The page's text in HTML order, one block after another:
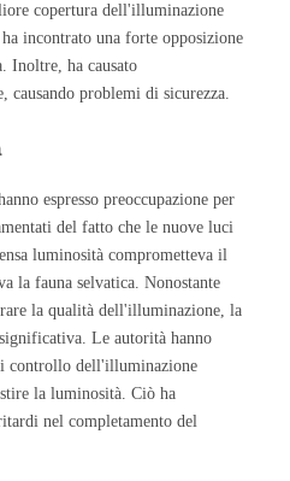
copertura dell'illuminazione
incontrato una forte opposizione
Inoltre, ha causato
problemi di sicurezza.
espresso preoccupazione per
del fatto che le nuove luci
luminosità comprometteva il
la fauna selvatica. Nonostante
la qualità dell'illuminazione, la
Le autorità hanno
controllo dell'illuminazione
la luminosità. Ciò ha
nel completamento del